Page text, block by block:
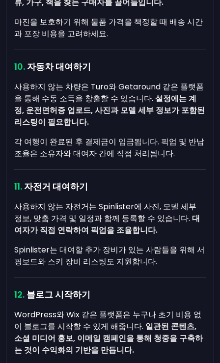
마진을 보호하기 위해 물품 가격을 책정할 때 배송 시간
과 포장 비용을 고려하세요.
자동차 대여하기
사용하지 않는 차량은 Turo와 Getaround 같은 플랫폼
을 통해 수동 소득을 창출할 수 있습니다.설정에는 계
정, 운전면허증 업로드, 사진과 모델 세부 정보가 포함된
리스팅이 필요합니다.
각 여행이 완료된 후 결제금이 입금됩니다. 픽업 및 반납
조율은 소유자와 대여자 간에 직접 처리됩니다.
자전거 대여하기
사용하지 않는 자전거는 Spinlister에 사진, 모델 세부
정보, 맞춤 가격 및 일정과 함께 등록할 수 있습니다.대
여자가 직접 연락하여 픽업을 조율합니다.
Spinlister는 대여할 추가 장비가 있는 사람들을 위해 서
핑보드와 스키 장비 리스팅도 지원합니다.
블로그 시작하기
WordPress와 Wix 같은 플랫폼은 누구나 초기 비용 없
이 블로그를 시작할 수 있게 해줍니다. 일관된 콘텐츠,
소셜 미디어 홍보, 이메일 캠페인을 통해 청중을 구축하
는 것이 수익화의 기반을 만듭니다.